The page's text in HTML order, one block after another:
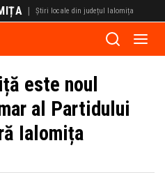
| Știri locale din județul Ialomița
este noul
al Partidului
Ialomița